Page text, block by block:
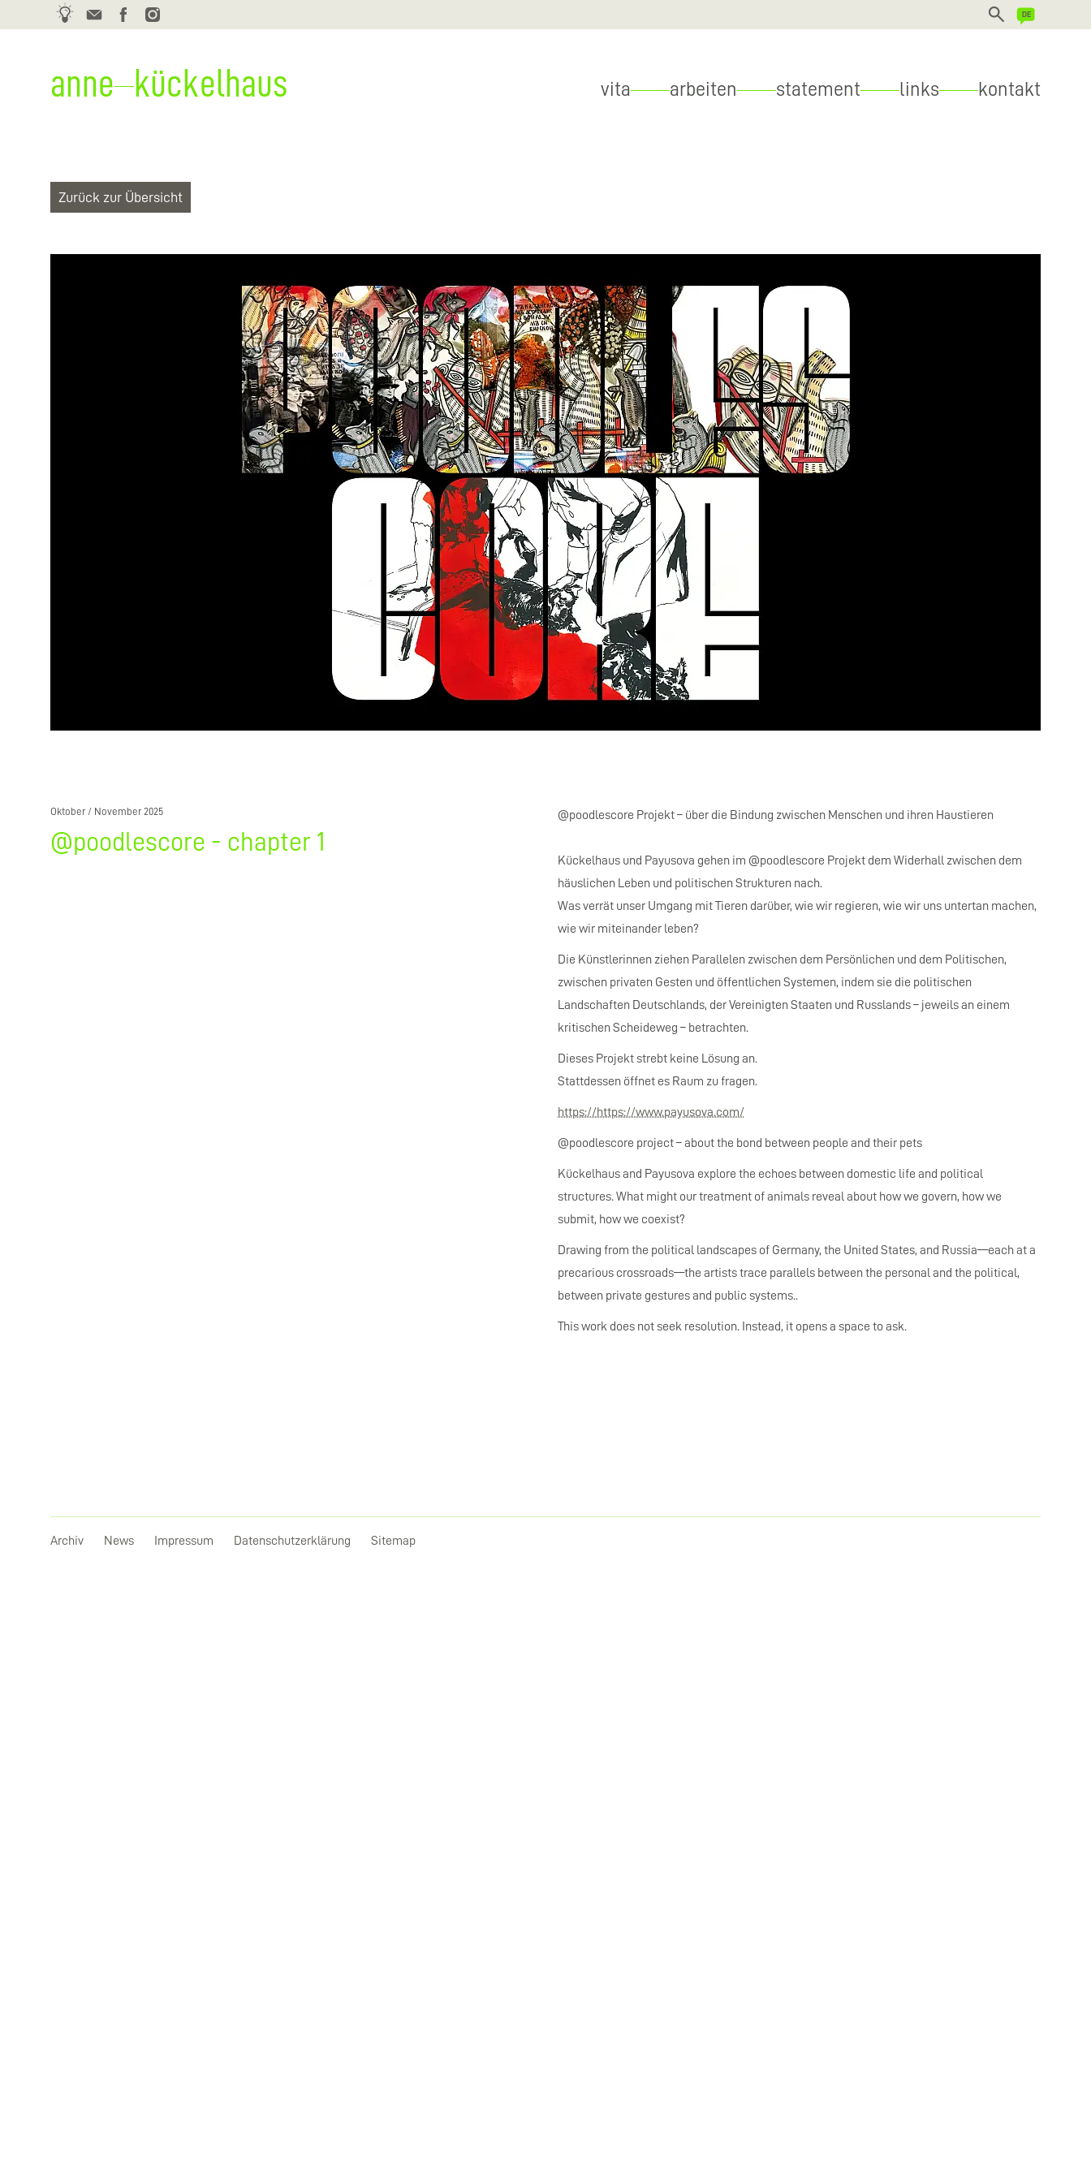
Kontaktformular ENGLISH
anne kückelhaus vita arbeiten statement links kontakt
Zurück zur Übersicht
Oktober / November 2025
@poodlescore - chapter 1
@poodlescore Projekt – über die Bindung zwischen Menschen und ihren Haustieren
Kückelhaus und Payusova gehen im @poodlescore Projekt dem Widerhall zwischen dem
häuslichen Leben und politischen Strukturen nach.
Was verrät unser Umgang mit Tieren darüber, wie wir regieren, wie wir uns untertan machen,
wie wir miteinander leben?
Die Künstlerinnen ziehen Parallelen zwischen dem Persönlichen und dem Politischen,
zwischen privaten Gesten und öffentlichen Systemen, indem sie die politischen
Landschaften Deutschlands, der Vereinigten Staaten und Russlands – jeweils an einem
kritischen Scheideweg – betrachten.
Dieses Projekt strebt keine Lösung an.
Stattdessen öffnet es Raum zu fragen.
https://https://www.payusova.com/
@poodlescore project – about the bond between people and their pets
Kückelhaus and Payusova explore the echoes between domestic life and political
structures. What might our treatment of animals reveal about how we govern, how we
submit, how we coexist?
Drawing from the political landscapes of Germany, the United States, and Russia—each at a
precarious crossroads—the artists trace parallels between the personal and the political,
between private gestures and public systems..
This work does not seek resolution. Instead, it opens a space to ask.
Archiv News Impressum Datenschutzerklärung Sitemap